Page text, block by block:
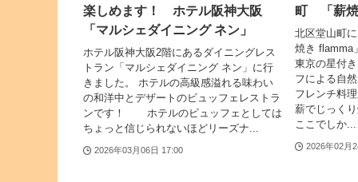
楽しめます！ ホテル阪神大阪
「マルシェダイニング ネン」
ホテル阪神大阪2階にあるダイニングレス
トラン「マルシェダイニング ネン」に行
きました。 ホテルの高級感溢れる味わい
の和洋中とデザートのビュッフェレストラ
ンです！ ホテルのビュッフェとしては
ちょっと信じられないほどリーズナ...
2026年03月06日 17:00
町 「薪
北区堂山町
焼き flamma
東京の星付
フによる自
フレンチ料
薪でじっく
ここでしか...
2026年02月